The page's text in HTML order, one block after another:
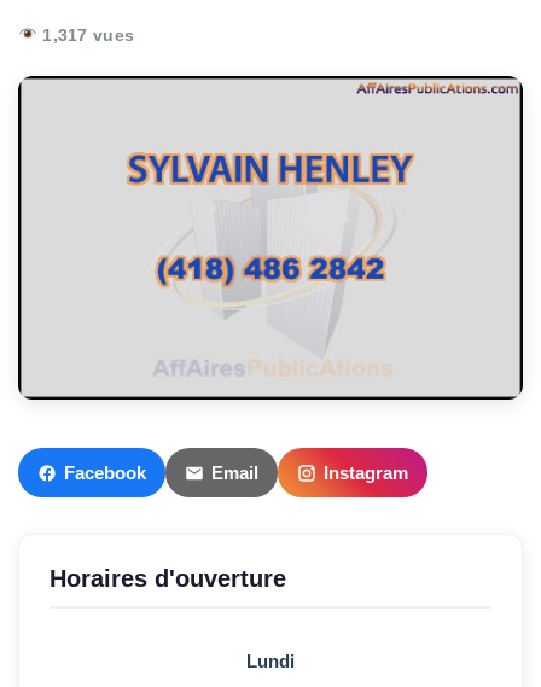
1,317 vues
Facebook Email Instagram
Horaires d'ouverture
Lundi